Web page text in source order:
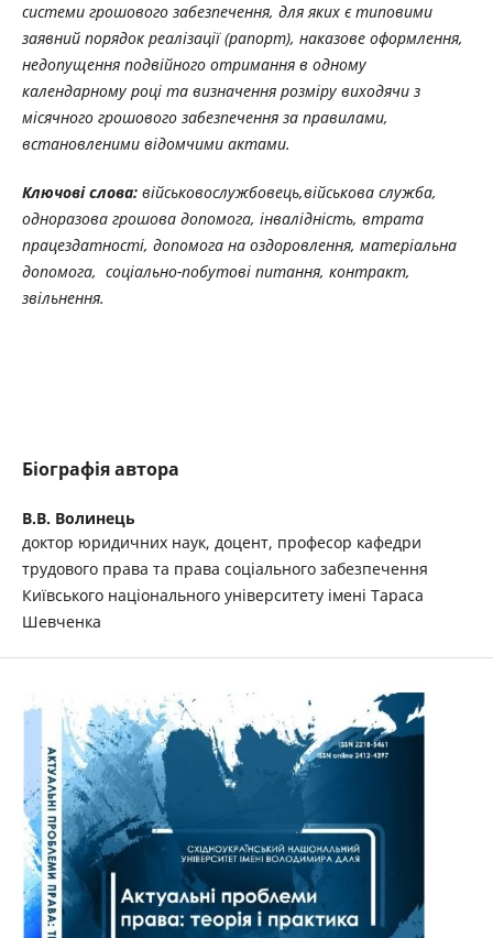
системи грошового забезпечення, для яких є типовими
заявний порядок реалізації (рапорт), наказове оформлення,
недопущення подвійного отримання в одному
календарному році та визначення розміру виходячи з
місячного грошового забезпечення за правилами,
встановленими відомчими актами.
Ключові слова: військовослужбовець,військова служба,
одноразова грошова допомога, інвалідність, втрата
працездатності, допомога на оздоровлення, матеріальна
допомога, соціально-побутові питання, контракт,
звільнення.
Біографія автора
В.В. Волинець
доктор юридичних наук, доцент, професор кафедри
трудового права та права соціального забезпечення
Київського національного університету імені Тараса
Шевченка